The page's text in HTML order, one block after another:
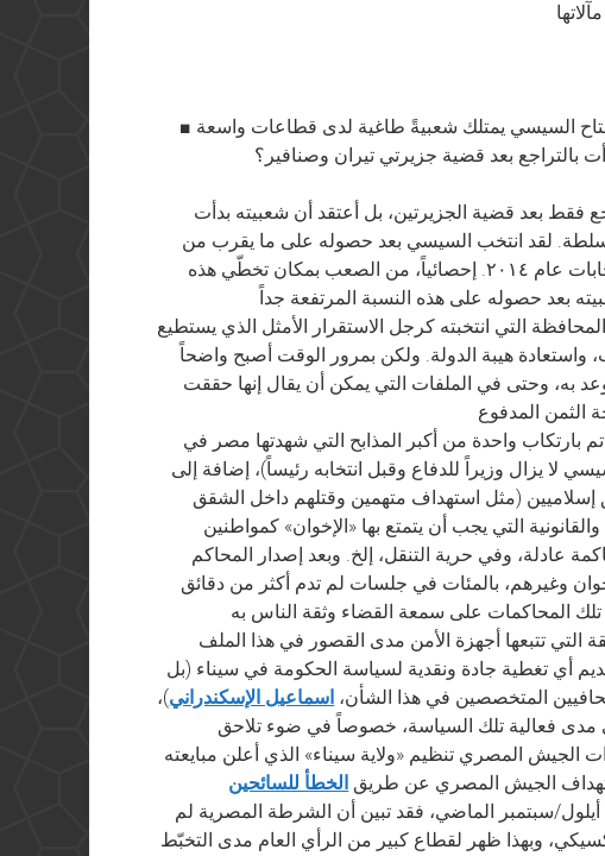
■ لقد ذكرتم في السابق أن الرئيس عبد الفتاح السيسي يمتلك شعبيةً طاغية لدى قطاعات واسعة
بعد قضية جزيرتي تيران وصنافير؟
فقط بعد قضية الجزيرتين، بل أعتقد أن شعبيته بدأت
السلطة. لقد انتخب السيسي بعد حصوله على ما يقرب من
٩٧٪ من إجمالي أصوات الناخبين في انتخابات عام ٢٠١٤. إحصائياً، من الصعب بمكان تخطّي هذه
التي انتخبته كرجل الاستقرار الأمثل الذي يستطيع
واستعادة هيبة الدولة. ولكن بمرور الوقت أصبح واضحاً
به، وحتى في الملفات التي يمكن أن يقال إنها حققت
بارتكاب واحدة من أكبر المذابح التي شهدتها مصر في
لا يزال وزيراً للدفاع وقبل انتخابه رئيساً)، إضافة إلى
إسلاميين (مثل استهداف متهمين وقتلهم داخل الشقق
التي يجب أن يتمتع بها «الإخوان» كمواطنين
عادلة، وفي حرية التنقل، إلخ. وبعد إصدار المحاكم
وغيرهم، بالمئات في جلسات لم تدم أكثر من دقائق
التي تتبعها أجهزة الأمن مدى القصور في هذا الملف
أي تغطية جادة ونقدية لسياسة الحكومة في سيناء (بل
المتخصصين في هذا الشأن، اسماعيل الإسكندراني)،
مدى فعالية تلك السياسة، خصوصاً في ضوء تلاحق
الجيش المصري تنظيم «ولاية سيناء» الذي أعلن مبايعته
الجيش المصري عن طريق الخطأ للسائحين
يوم ١٤ أيلول/سبتمبر الماضي، فقد تبين أن الشرطة المصرية لم
وبهذا ظهر لقطاع كبير من الرأي العام مدى التخبّط